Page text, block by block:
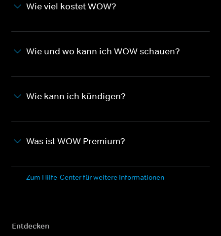
Wie viel kostet WOW?
Wie und wo kann ich WOW schauen?
Wie kann ich kündigen?
Was ist WOW Premium?
Zum Hilfe-Center für weitere Informationen
Entdecken